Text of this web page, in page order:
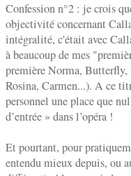
Confession n°2 : je crois
objectivité concernant
intégralité, c'était avec
à beaucoup de mes
première Norma,
Rosina, Carmen...). A ce
personnel une place que
d’entrée » dans l’opéra !
Et pourtant, pour
entendu mieux depuis, ou